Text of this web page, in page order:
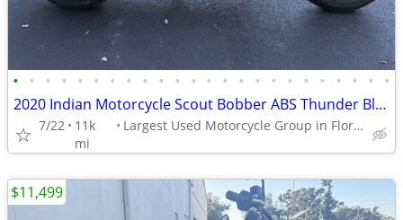
• • • • • • • • • • • • • • • • • • • • • • • •
2020 Indian Motorcycle Scout Bobber ABS Thunder Black Smoke
7/22
11k
mi
Largest Used Motorcycle Group in Florida
$11,499